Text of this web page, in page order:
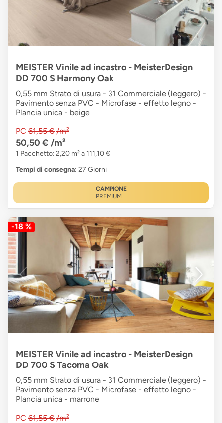
MEISTER Vinile ad incastro - MeisterDesign
DD 700 S Harmony Oak
0,55 mm Strato di usura - 31 Commerciale (leggero) -
Pavimento senza PVC - Microfase - effetto legno -
Plancia unica - beige
PC 61,55 € /m²
50,50 € /m²
1 Pacchetto: 2,20 m² a 111,10 €
Tempi di consegna: 27 Giorni
CAMPIONE
PREMIUM
-18 %
MEISTER Vinile ad incastro - MeisterDesign
DD 700 S Tacoma Oak
0,55 mm Strato di usura - 31 Commerciale (leggero) -
Pavimento senza PVC - Microfase - effetto legno -
Plancia unica - marrone
PC 61,55 € /m²